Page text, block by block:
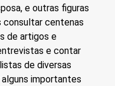
e outras figuras
consultar centenas
de artigos e
e contar
de diversas
importantes